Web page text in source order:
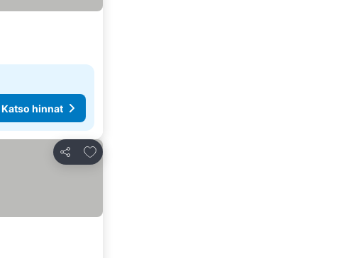
Katso hinnat
Jaa
Lisää suosikkeihin